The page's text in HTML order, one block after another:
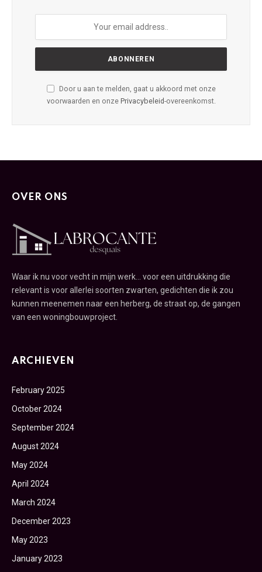
Door u aan te melden, gaat u akkoord met onze
voorwaarden en onze Privacybeleid-overeenkomst.
OVER ONS
Waar ik nu voor vecht in mijn werk... voor een uitdrukking die
relevant is voor allerlei soorten zwarten, gedichten die ik zou
kunnen meenemen naar een herberg, de straat op, de gangen
van een woningbouwproject.
ARCHIEVEN
February 2025
October 2024
September 2024
August 2024
May 2024
April 2024
March 2024
December 2023
May 2023
January 2023